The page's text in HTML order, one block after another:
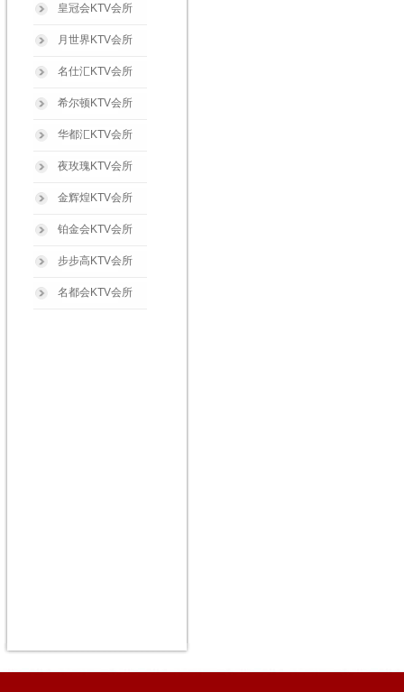
皇冠会KTV会所
月世界KTV会所
名仕汇KTV会所
希尔顿KTV会所
华都汇KTV会所
夜玫瑰KTV会所
金辉煌KTV会所
铂金会KTV会所
步步高KTV会所
名都会KTV会所